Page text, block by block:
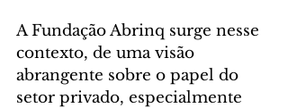
A Fundação Abrinq surge nesse
contexto, de uma visão
abrangente sobre o papel do
setor privado, especialmente